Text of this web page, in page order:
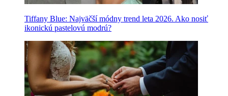
Tiffany Blue: Najväčší módny trend leta 2026. Ako nosiť
ikonickú pastelovú modrú?